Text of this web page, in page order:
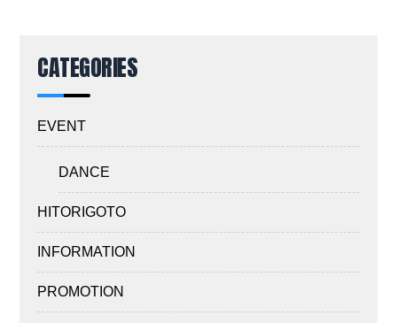
CATEGORIES
EVENT
DANCE
HITORIGOTO
INFORMATION
PROMOTION